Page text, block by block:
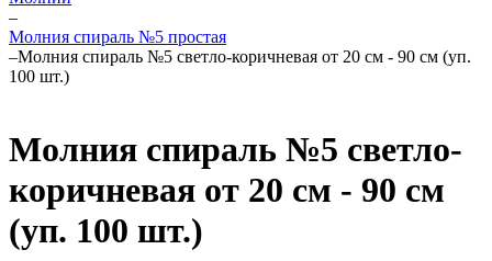
–
Молния спираль №5 простая
–Молния спираль №5 светло-коричневая от 20 см - 90 см (уп.
100 шт.)
Молния спираль №5 светло-
коричневая от 20 см - 90 см
(уп. 100 шт.)